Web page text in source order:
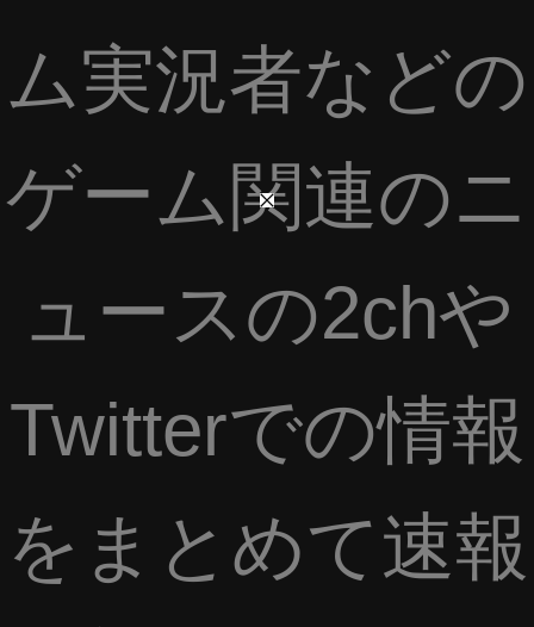
ム実況者などの
ゲーム関連のニ
ュースの2chや
Twitterでの情報
をまとめて速報